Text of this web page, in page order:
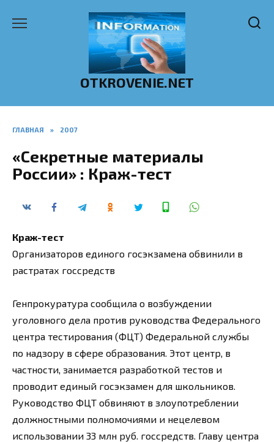
OTKROVENIE.NET
ГЛАВНАЯ » 2007
«Секретные материалы
России» : Краж-тест
Краж-тест
Организаторов единого госэкзамена обвинили в
растратах госсредств
Генпрокуратура сообщила о возбуждении
уголовного дела против руководства Федерального
центра тестирования (ФЦТ) Федеральной службы
по надзору в сфере образования. Этот центр, в
частности, занимается разработкой тестов и
проводит единый госэкзамен для школьников.
Руководство ФЦТ обвиняют в злоупотреблении
должностными полномочиями и нецелевом
использовании 33 млн руб. госсредств. Главу центра